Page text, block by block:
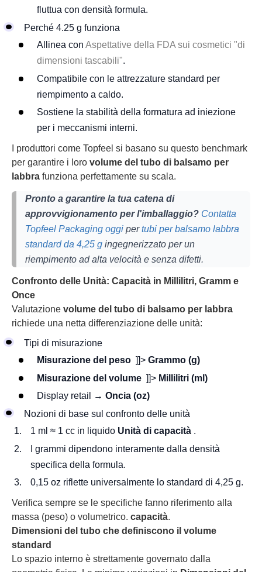
fluttua con densità formula.
Perché 4.25 g funziona
Allinea con Aspettative della FDA sui cosmetici "di
dimensioni tascabili".
Compatibile con le attrezzature standard per
riempimento a caldo.
Sostiene la stabilità della formatura ad iniezione
per i meccanismi interni.
I produttori come Topfeel si basano su questo benchmark
per garantire i loro volume del tubo di balsamo per
labbra funziona perfettamente su scala.
Pronto a garantire la tua catena di
approvvigionamento per l'imballaggio? Contatta
Topfeel Packaging oggi pertubi per balsamo labbra
standard da 4,25 g ingegnerizzato per un
riempimento ad alta velocità e senza difetti.
Confronto delle Unità: Capacità in Millilitri, Gramm e
Once
Valutazione volume del tubo di balsamo per labbra
richiede una netta differenziazione delle unità:
Tipi di misurazione
Misurazione del peso
]]> Grammo (g)
Misurazione del volume ]]> Millilitri (ml)
Display retail → Oncia (oz)
Nozioni di base sul confronto delle unità
1 ml ≈ 1 cc in liquido Unità di capacità .
I grammi dipendono interamente dalla densità
specifica della formula.
0,15 oz riflette universalmente lo standard di 4,25 g.
Verifica sempre se le specifiche fanno riferimento alla
massa (peso) o volumetrico. capacità.
Dimensioni del tubo che definiscono il volume
standard
Lo spazio interno è strettamente governato dalla